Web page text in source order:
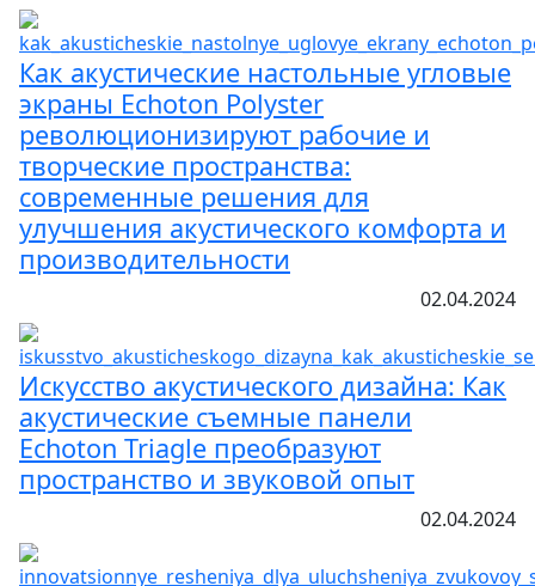
Как акустические настольные угловые
экраны Echoton Polyster
революционизируют рабочие и
творческие пространства:
современные решения для
улучшения акустического комфорта и
производительности
02.04.2024
Искусство акустического дизайна: Как
акустические съемные панели
Echoton Triagle преобразуют
пространство и звуковой опыт
02.04.2024